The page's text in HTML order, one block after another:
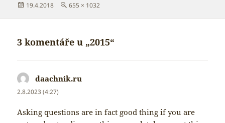
Publikováno:
19.4.2018
Původní
655 × 1032
3 komentáře u „2015“
daachnik.ru
2.8.2023 (4:27)
Asking questions are in fact good thing if you are